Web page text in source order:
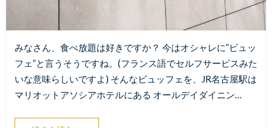
みなさん、食べ放題は好きですか？ 今はオシャレに”ビュッ
フェ”と言うそうですね。(フランス語でセルフサービスみた
いな意味らしいですよ) そんなビュッフェを、JR名古屋駅は
マリオットアソシアホテルにある オールデイダイニン…